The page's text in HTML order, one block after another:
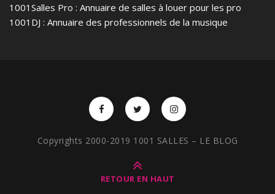
1001Salles Pro : Annuaire de salles à louer pour les pro
1001DJ : Annuaire des professionnels de la musique
Copyrights 2000-2019 1001 SALLES – LE BLOG
RETOUR EN HAUT